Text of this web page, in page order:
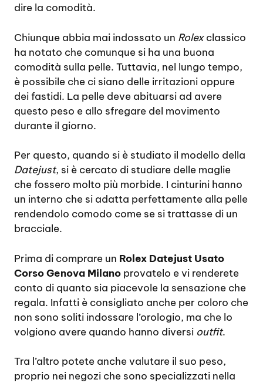
dire la comodità.
Chiunque abbia mai indossato un Rolexclassico
ha notato che comunque si ha una buona
comodità sulla pelle. Tuttavia, nel lungo tempo,
è possibile che ci siano delle irritazioni oppure
dei fastidi. La pelle deve abituarsi ad avere
questo peso e allo sfregare del movimento
durante il giorno.
Per questo, quando si è studiato il modello della
Datejust, si è cercato di studiare delle maglie
che fossero molto più morbide. I cinturini hanno
un interno che si adatta perfettamente alla pelle
rendendolo comodo come se si trattasse di un
bracciale.
Prima di comprare un Rolex Datejust Usato
Corso Genova Milano provatelo e vi renderete
conto di quanto sia piacevole la sensazione che
regala. Infatti è consigliato anche per coloro che
non sono soliti indossare l’orologio, ma che lo
volgiono avere quando hanno diversi outfit.
Tra l’altro potete anche valutare il suo peso,
proprio nei negozi che sono specializzati nella